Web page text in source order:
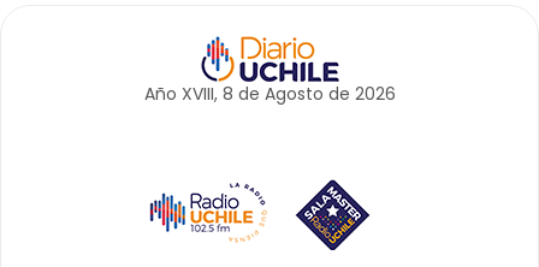
Año XVIII, 8 de Agosto de 2026